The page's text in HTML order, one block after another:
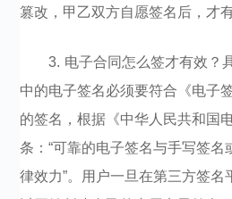
篡改，甲乙双方自愿签名后，才有
3. 电子合同怎么签才有效？
中的电子签名必须要符合《电子
的签名，根据《中华人民共和国
条：“可靠的电子签名与手写签
律效力”。用户一旦在第三方签